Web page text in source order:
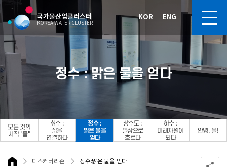
국가물산업클러스터
KOREA WATER CLUSTER
KOR ENG
정수 : 맑은 물을 얻다
모든 것의
시작 "물"
취수 :
삶을
연결하다
정수 :
맑은 물을
얻다
상수도 :
일상으로
흐르다
하수 :
미래자원이
되다
안녕, 물!
디스커버리존 정수:맑은 물을 얻다